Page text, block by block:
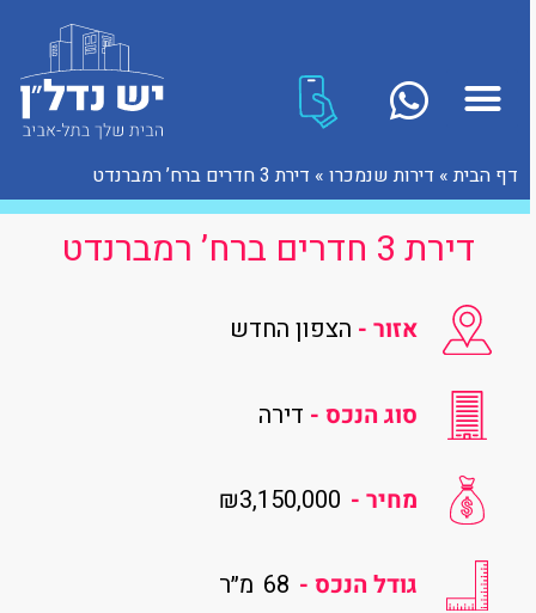
דף הבית» דירות שנמכרו» דירת 3 חדרים ברח’ רמברנדט
דירת 3 חדרים ברח’ רמברנדט
אזור - הצפון החדש
סוג הנכס - דירה
מחיר - ₪3,150,000
גודל הנכס - 68 מ״ר